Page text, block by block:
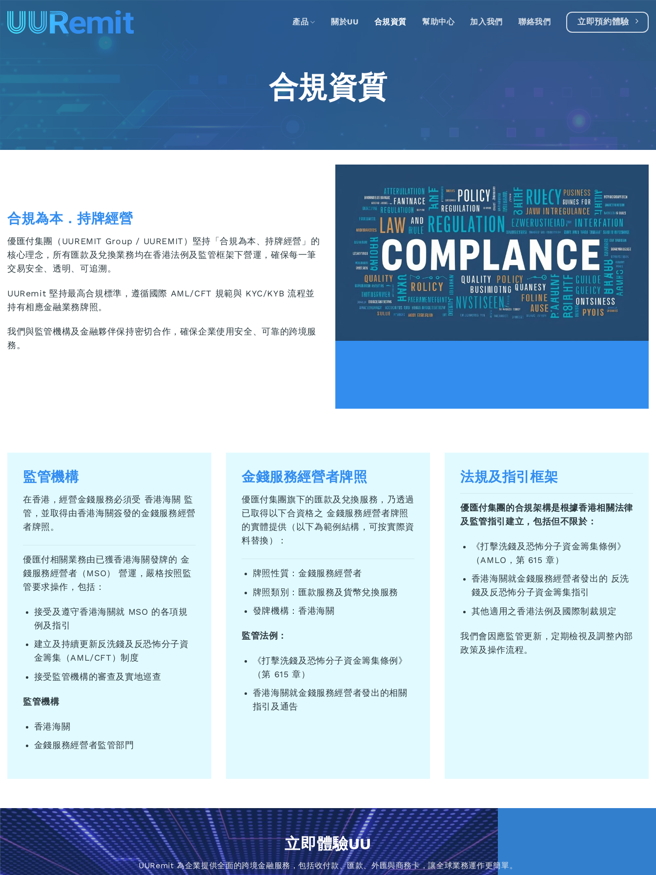
content
產品 關於UU 合規資質 幫助中心 加入我們 聯絡我們 立即預約體驗
合規資質
合規為本．持牌經營
優匯付集團（UUREMIT Group / UUREMIT）堅持「合規為本、持牌經營」的
核心理念，所有匯款及兌換業務均在香港法例及監管框架下營運，確保每一筆
交易安全、透明、可追溯。
UURemit 堅持最高合規標準，遵循國際 AML/CFT 規範與 KYC/KYB 流程並
持有相應金融業務牌照。
我們與監管機構及金融夥伴保持密切合作，確保企業使用安全、可靠的跨境服
務。
監管機構
在香港，經營金錢服務必須受 香港海關 監
管，並取得由香港海關簽發的金錢服務經營
者牌照。
優匯付相關業務由已獲香港海關發牌的 金
錢服務經營者（MSO） 營運，嚴格按照監
管要求操作，包括：
接受及遵守香港海關就 MSO 的各項規
例及指引
建立及持續更新反洗錢及反恐怖分子資
金籌集（AML/CFT）制度
接受監管機構的審查及實地巡查
監管機構
香港海關
金錢服務經營者監管部門
金錢服務經營者牌照
優匯付集團旗下的匯款及兌換服務，乃透過
已取得以下合資格之 金錢服務經營者牌照
的實體提供（以下為範例結構，可按實際資
料替換）：
牌照性質：金錢服務經營者
牌照類別：匯款服務及貨幣兌換服務
發牌機構：香港海關
監管法例：
《打擊洗錢及恐怖分子資金籌集條例》
（第 615 章）
香港海關就金錢服務經營者發出的相關
指引及通告
法規及指引框架
優匯付集團的合規架構是根據香港相關法律
及監管指引建立，包括但不限於：
《打擊洗錢及恐怖分子資金籌集條例》
（AMLO，第 615 章）
香港海關就金錢服務經營者發出的 反洗
錢及反恐怖分子資金籌集指引
其他適用之香港法例及國際制裁規定
我們會因應監管更新，定期檢視及調整內部
政策及操作流程。
立即體驗UU
UURemit 為企業提供全面的跨境金融服務，包括收付款、匯款、外匯與商務卡，讓全球業務運作更簡單。